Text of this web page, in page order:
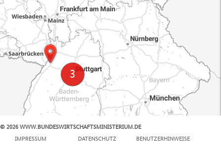
© 2026 WWW.BUNDESWIRTSCHAFTSMINISTERIUM.DE
IMPRESSUM
DATENSCHUTZ BENUTZERHINWEISE